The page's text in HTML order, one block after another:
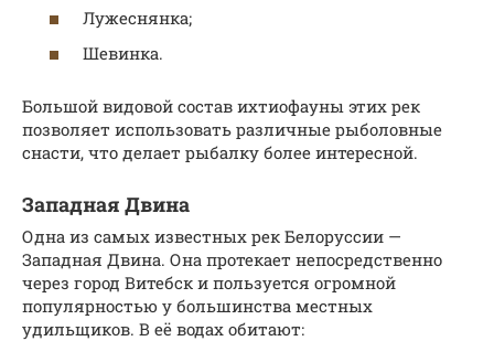
Лужеснянка;
Шевинка.
Большой видовой состав ихтиофауны этих рек
позволяет использовать различные рыболовные
снасти, что делает рыбалку более интересной.
Западная Двина
Одна из самых известных рек Белоруссии —
Западная Двина. Она протекает непосредственно
через город Витебск и пользуется огромной
популярностью у большинства местных
удильщиков. В её водах обитают: